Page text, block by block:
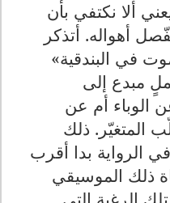
ألا نكتفي بأن
أهواله. أتذكر
في البندقية»
مبدع إلى
الوباء أم عن
المتغيّر. ذلك
الرواية بدا أقرب
ذلك الموسيقي